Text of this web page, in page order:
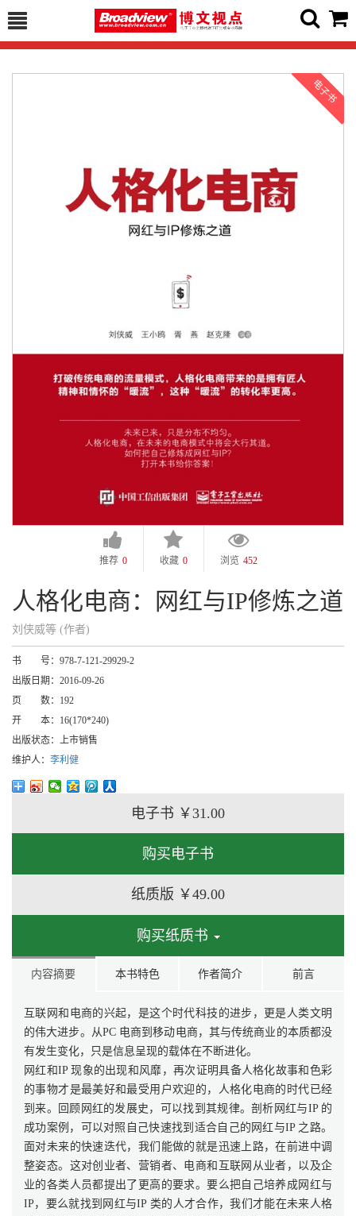
推荐 0 收藏 0 浏览 452
人格化电商：网红与IP修炼之道
刘侠威等 (作者)
书 号： 978-7-121-29929-2
出版日期： 2016-09-26
页 数： 192
开 本： 16(170*240)
出版状态： 上市销售
维护人： 李利健
电子书 ￥31.00
购买电子书
纸质版 ￥49.00
购买纸质书
内容摘要 本书特色 作者简介 前言
互联网和电商的兴起，是这个时代科技的进步，更是人类文明
的伟大进步。从PC 电商到移动电商，其与传统商业的本质都没
有发生变化，只是信息呈现的载体在不断进化。
网红和IP 现象的出现和风靡，再次证明具备人格化故事和色彩
的事物才是最美好和最受用户欢迎的，人格化电商的时代已经
到来。回顾网红的发展史，可以找到其规律。剖析网红与IP 的
成功案例，可以对照自己快速找到适合自己的网红与IP 之路。
面对未来的快速迭代，我们能做的就是迅速上路，在前进中调
整姿态。这对创业者、营销者、电商和互联网从业者，以及企
业的各类人员都提出了更高的要求。要么把自己培养成网红与
IP，要么就找到网红与IP 类的人才合作，我们才能在未来人格